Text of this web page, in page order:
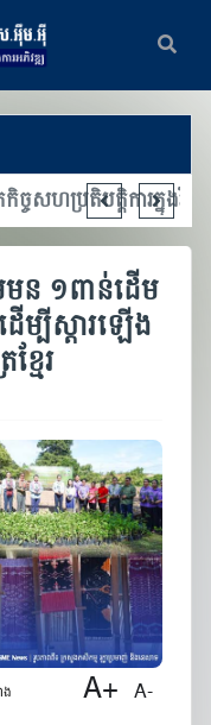
ន ១ពាន់ដើម
ម្បីស្តារឡើង
មែរ
A+ A-